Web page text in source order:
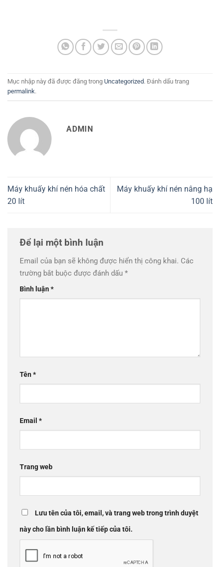
Mục nhập này đã được đăng trong Uncategorized. Đánh dấu trang
permalink.
ADMIN
Máy khuấy khí nén hóa chất
20 lít
Máy khuấy khí nén nâng hạ
100 lít
Để lại một bình luận
Email của bạn sẽ không được hiển thị công khai. Các
trường bắt buộc được đánh dấu *
Bình luận*
Tên*
Email *
Trang web
Lưu tên của tôi, email, và trang web trong trình duyệt
này cho lần bình luận kế tiếp của tôi.